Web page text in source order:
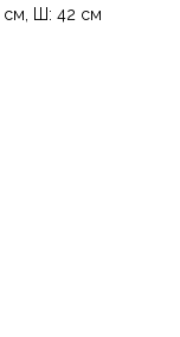
см, Ш: 42 см